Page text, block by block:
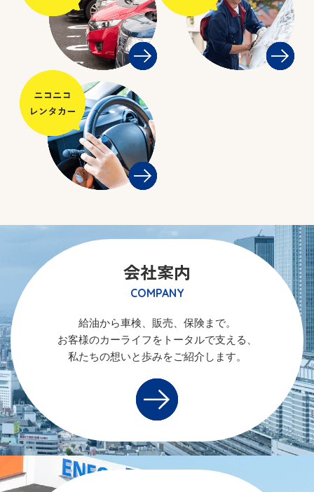
会社案内
COMPANY
給油から車検、販売、保険まで。
お客様のカーライフをトータルで支える、
私たちの想いと歩みをご紹介します。